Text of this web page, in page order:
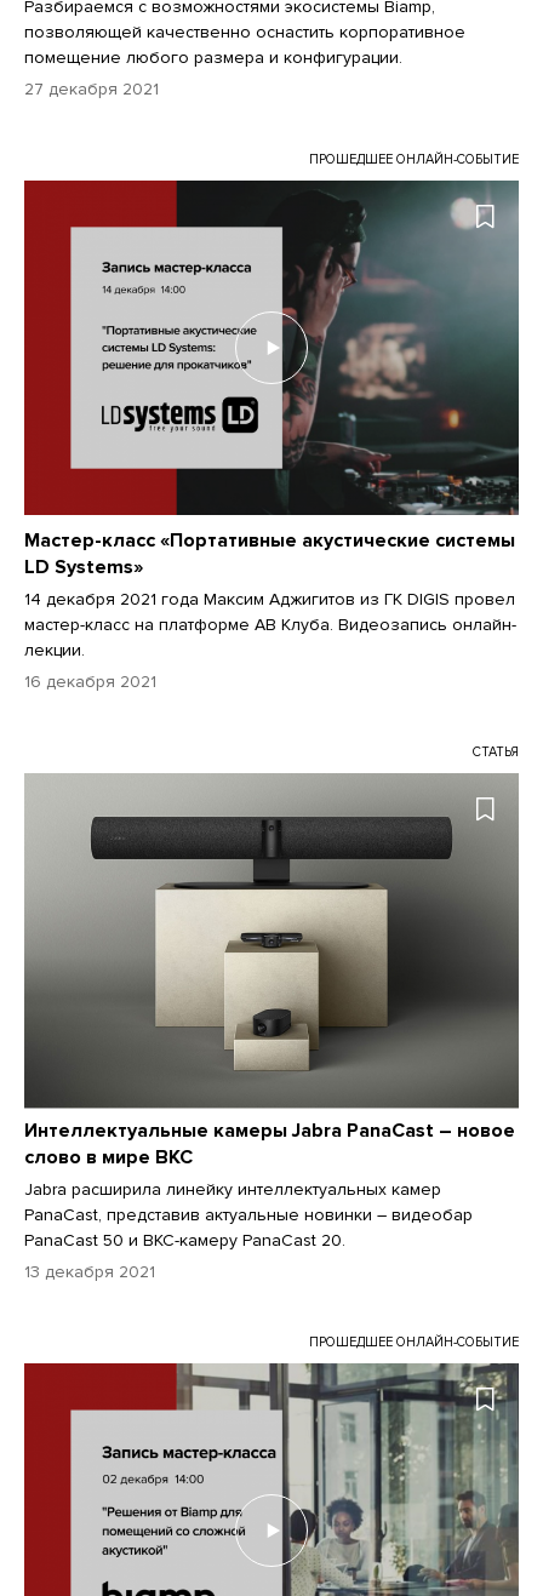
Разбираемся с возможностями экосистемы Biamp,
позволяющей качественно оснастить корпоративное
помещение любого размера и конфигурации.
27 декабря 2021
ПРОШЕДШЕЕ ОНЛАЙН-СОБЫТИЕ
Мастер-класс «Портативные акустические системы
LD Systems»
14 декабря 2021 года Максим Аджигитов из ГК DIGIS провел
мастер-класс на платформе АВ Клуба. Видеозапись онлайн-
лекции.
16 декабря 2021
СТАТЬЯ
Интеллектуальные камеры Jabra PanaCast – новое
слово в мире ВКС
Jabra расширила линейку интеллектуальных камер
PanaCast, представив актуальные новинки – видеобар
PanaCast 50 и ВКС-камеру PanaCast 20.
13 декабря 2021
ПРОШЕДШЕЕ ОНЛАЙН-СОБЫТИЕ